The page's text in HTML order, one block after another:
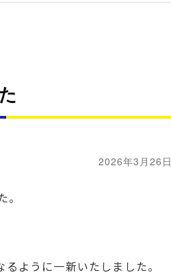
2026年3月26日
ように一新いたしました。